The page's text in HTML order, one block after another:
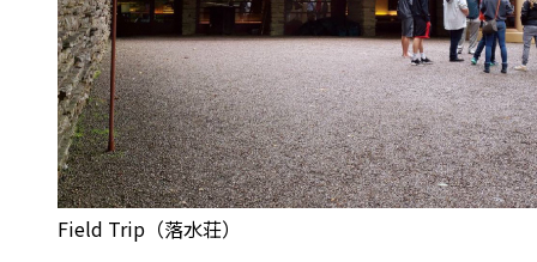
Field Trip（落水荘）